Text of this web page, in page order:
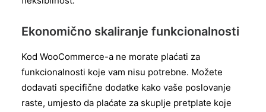
Ekonomično skaliranje funkcionalnosti
Kod WooCommerce-a ne morate plaćati za
funkcionalnosti koje vam nisu potrebne. Možete
dodavati specifične dodatke kako vaše poslovanje
raste, umjesto da plaćate za skuplje pretplate koje